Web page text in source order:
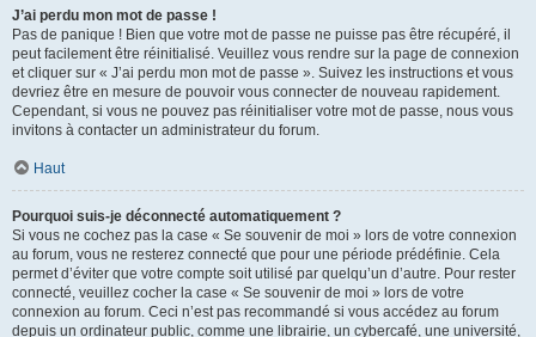
J’ai perdu mon mot de passe !
Pas de panique ! Bien que votre mot de passe ne puisse pas être récupéré, il
peut facilement être réinitialisé. Veuillez vous rendre sur la page de connexion
et cliquer sur « J’ai perdu mon mot de passe ». Suivez les instructions et vous
devriez être en mesure de pouvoir vous connecter de nouveau rapidement.
Cependant, si vous ne pouvez pas réinitialiser votre mot de passe, nous vous
invitons à contacter un administrateur du forum.
Haut
Pourquoi suis-je déconnecté automatiquement ?
Si vous ne cochez pas la case « Se souvenir de moi » lors de votre connexion
au forum, vous ne resterez connecté que pour une période prédéfinie. Cela
permet d’éviter que votre compte soit utilisé par quelqu’un d’autre. Pour rester
connecté, veuillez cocher la case « Se souvenir de moi » lors de votre
connexion au forum. Ceci n’est pas recommandé si vous accédez au forum
depuis un ordinateur public, comme une librairie, un cybercafé, une université,